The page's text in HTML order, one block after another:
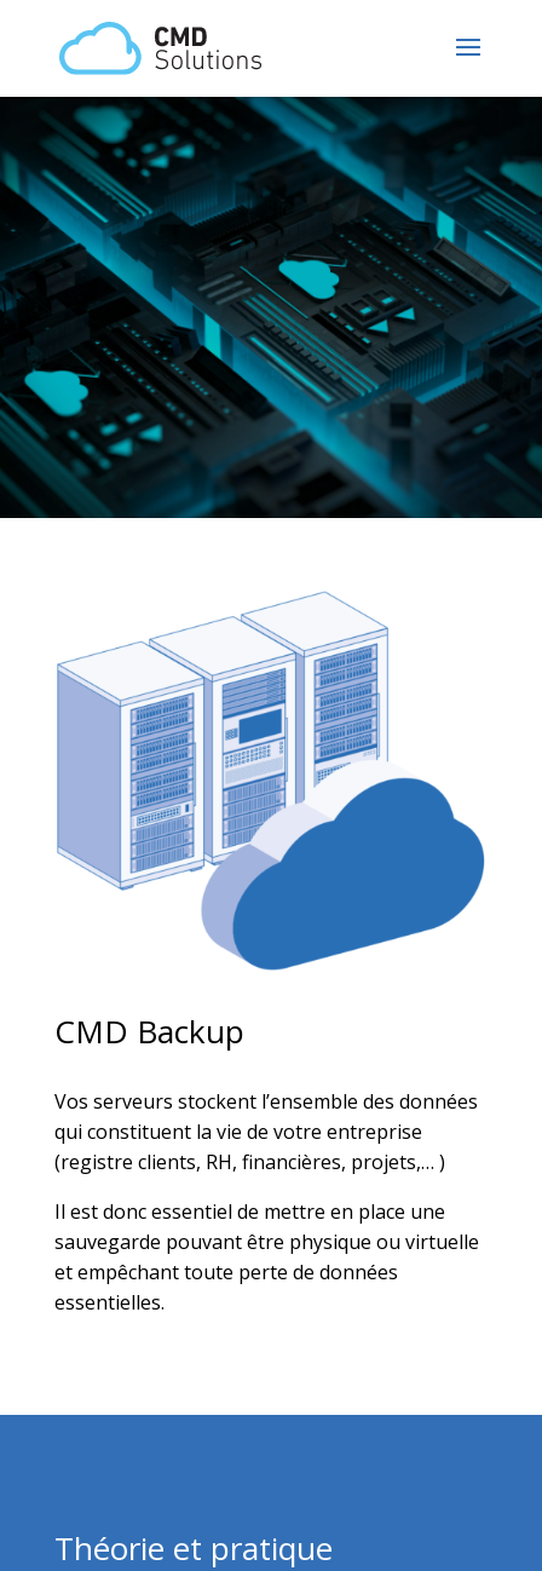
CMD Backup
Vos serveurs stockent l’ensemble des données
qui constituent la vie de votre entreprise
(registre clients, RH, financières, projets,… )
Il est donc essentiel de mettre en place une
sauvegarde pouvant être physique ou virtuelle
et empêchant toute perte de données
essentielles.
Théorie et pratique